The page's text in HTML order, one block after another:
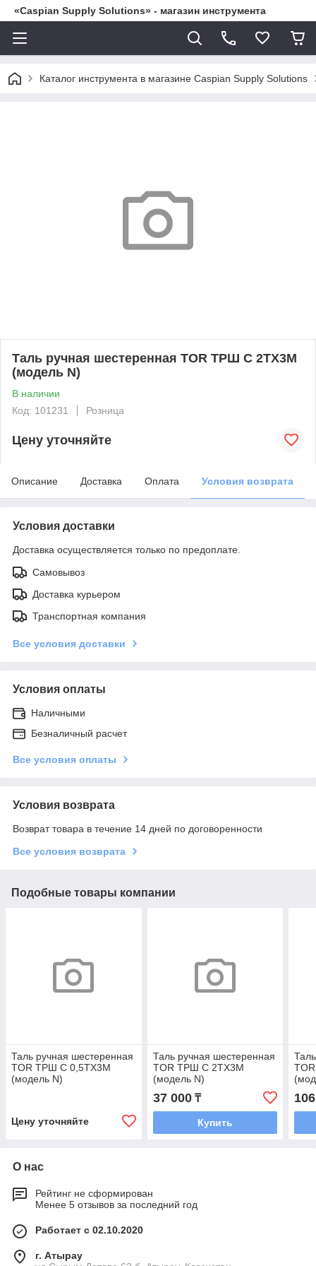
«Caspian Supply Solutions» - магазин инструмента
Каталог инструмента в магазине Caspian Supply Solutions
Таль ручная шестеренная TOR ТРШ C 2ТХ3М
(модель N)
В наличии
Код: 101231
Розница
Цену уточняйте
Описание Доставка Оплата Условия возврата
Условия доставки
Доставка осуществляется только по предоплате.
Самовывоз
Доставка курьером
Транспортная компания
Все условия доставки
Условия оплаты
Наличными
Безналичный расчет
Все условия оплаты
Условия возврата
Возврат товара в течение 14 дней по договоренности
Все условия возврата
Подобные товары компании
Таль ручная шестеренная
TOR ТРШ C 0,5ТХ3М
(модель N)
Цену уточняйте
Таль ручная шестеренная
TOR ТРШ C 2ТХ3М
(модель N)
37 000₸
Купить
О нас
Рейтинг не сформирован
Менее 5 отзывов за последний год
Работает с 02.10.2020
г. Атырау